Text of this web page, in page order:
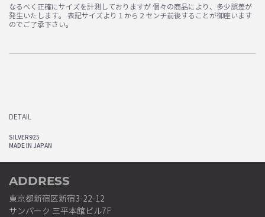
なるべく正確にサイズを計測しておりますが 個々の商品により、多少誤差が
発生いたします。 表記サイズより１から２センチ前後することが御座います
のでご了承下さい。
DETAIL
SILVER925
MADE IN JAPAN
ADDRESS
東京都新宿区新宿3-22-12
サンパーク 三平本館ビル7F